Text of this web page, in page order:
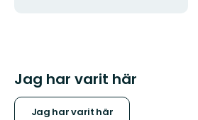
Jag har varit här
Jag har varit här